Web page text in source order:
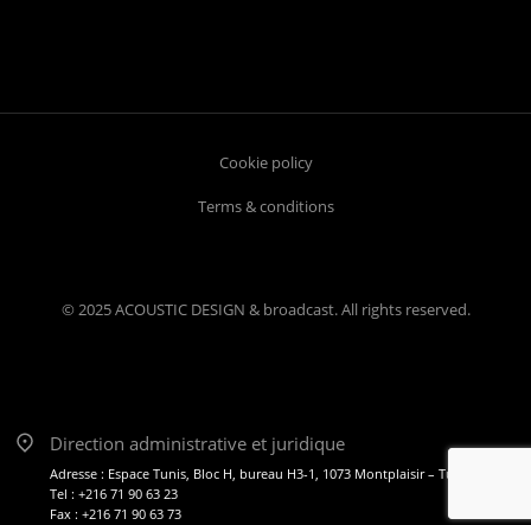
© 2025 ACOUSTIC DESIGN & broadcast. All rights reserved.
Cookie policy
Terms & conditions
Direction administrative et juridique
Adresse : Espace Tunis, Bloc H, bureau H3-1, 1073 Montplaisir – Tunis
Tel : +216 71 90 63 23
Fax : +216 71 90 63 73